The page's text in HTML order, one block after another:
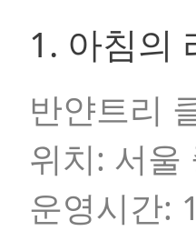
1. 아침의
반얀트리
위치: 서울
운영시간: